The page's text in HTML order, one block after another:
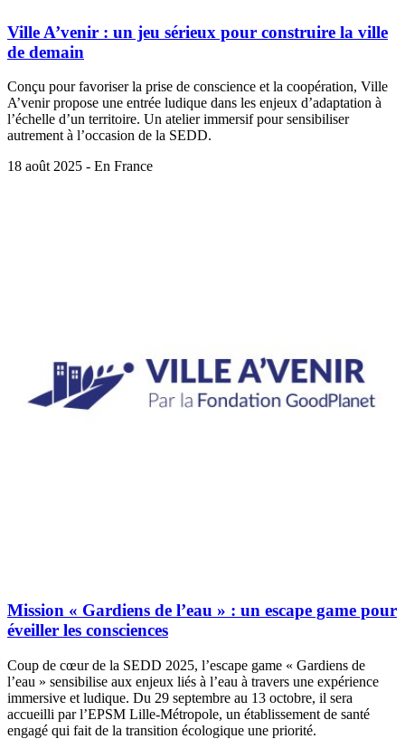
Ville A’venir : un jeu sérieux pour construire la ville
de demain
Conçu pour favoriser la prise de conscience et la coopération, Ville
A’venir propose une entrée ludique dans les enjeux d’adaptation à
l’échelle d’un territoire. Un atelier immersif pour sensibiliser
autrement à l’occasion de la SEDD.
18 août 2025 - En France
Mission « Gardiens de l’eau » : un escape game pour
éveiller les consciences
Coup de cœur de la SEDD 2025, l’escape game « Gardiens de
l’eau » sensibilise aux enjeux liés à l’eau à travers une expérience
immersive et ludique. Du 29 septembre au 13 octobre, il sera
accueilli par l’EPSM Lille-Métropole, un établissement de santé
engagé qui fait de la transition écologique une priorité.